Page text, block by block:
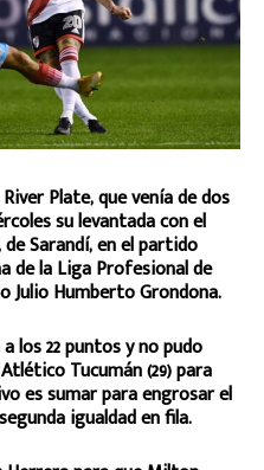
River Plate, que venía de dos
su levantada con el
Sarandí, en el partido
de la Liga Profesional de
Julio Humberto Grondona.
los 22 puntos y no pudo
Tucumán (29) para
es sumar para engrosar el
igualdad en fila.